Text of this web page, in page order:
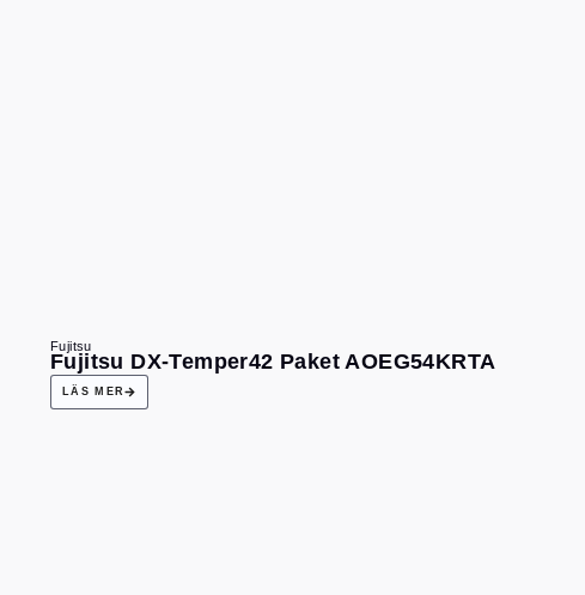
Fujitsu
Fujitsu DX-Temper42 Paket AOEG54KRTA
LÄS MER